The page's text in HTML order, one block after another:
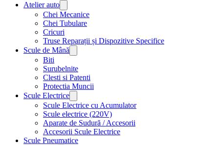
Atelier auto
Chei Mecanice
Chei Tubulare
Cricuri
Truse Reparații și Dispozitive Specifice
Scule de Mână
Biti
Surubelnite
Clesti si Patenti
Protectia Muncii
Scule Electrice
Scule Electrice cu Acumulator
Scule electrice (220V)
Aparate de Sudură / Accesorii
Accesorii Scule Electrice
Scule Pneumatice